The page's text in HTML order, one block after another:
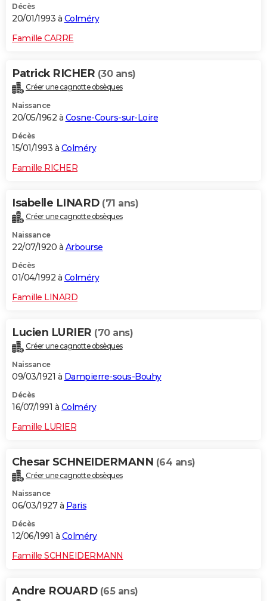
Décès
20/01/1993 à Colméry
Famille CARRE
Patrick RICHER (30 ans)
Créer une cagnotte obsèques
Naissance
20/05/1962 à Cosne-Cours-sur-Loire
Décès
15/01/1993 à Colméry
Famille RICHER
Isabelle LINARD (71 ans)
Créer une cagnotte obsèques
Naissance
22/07/1920 à Arbourse
Décès
01/04/1992 à Colméry
Famille LINARD
Lucien LURIER (70 ans)
Créer une cagnotte obsèques
Naissance
09/03/1921 à Dampierre-sous-Bouhy
Décès
16/07/1991 à Colméry
Famille LURIER
Chesar SCHNEIDERMANN (64 ans)
Créer une cagnotte obsèques
Naissance
06/03/1927 à Paris
Décès
12/06/1991 à Colméry
Famille SCHNEIDERMANN
Andre ROUARD (65 ans)